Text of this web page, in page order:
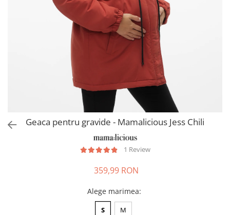
Pantaloni scurți pentru gravide
Geaca pentru gravide - Mamalicious Jess Chili
1 Review
359,99 RON
Alege marimea:
S M